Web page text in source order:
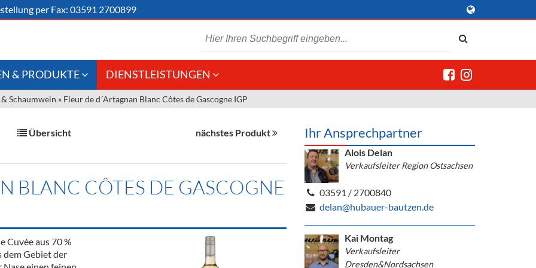
per Fax: 03591 2700899
Gastronomie
Großhandel
& PRODUKTE DIENSTLEISTUNGEN
Kommisionskauf &
Schaumwein » Fleur de d´Artagnan Blanc Côtes de Gascogne IGP
Übersicht nächstes Produkt
BLANC CÔTES DE GASCOGNE
Cuvée aus 70 %
dem Gebiet der
Ihr Ansprechpartner
Alois Delan
Verkaufsleiter Region Ostsachsen
03591 / 2700840
delan@hubauer-bautzen.de
Kai Montag
Verkaufsleiter
Dresden&Nordsachsen